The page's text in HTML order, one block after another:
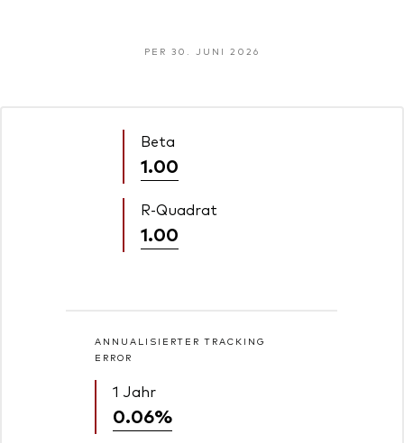
PER 30. JUNI 2026
Beta
1.00
R-Quadrat
1.00
ANNUALISIERTER TRACKING
ERROR
1 Jahr
0.06%